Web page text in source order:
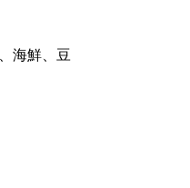
海鮮、豆